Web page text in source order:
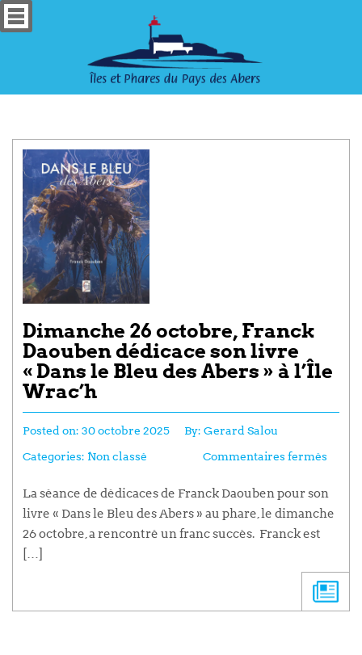
Dimanche 26 octobre, Franck
Daouben dédicace son livre
« Dans le Bleu des Abers » à l’Île
Wrac’h
Posted on: 30 octobre 2025 By: Gerard Salou
Categories: Non classé Commentaires fermés
La séance de dédicaces de Franck Daouben pour son
livre « Dans le Bleu des Abers » au phare, le dimanche
26 octobre, a rencontré un franc succès. Franck est
[…]